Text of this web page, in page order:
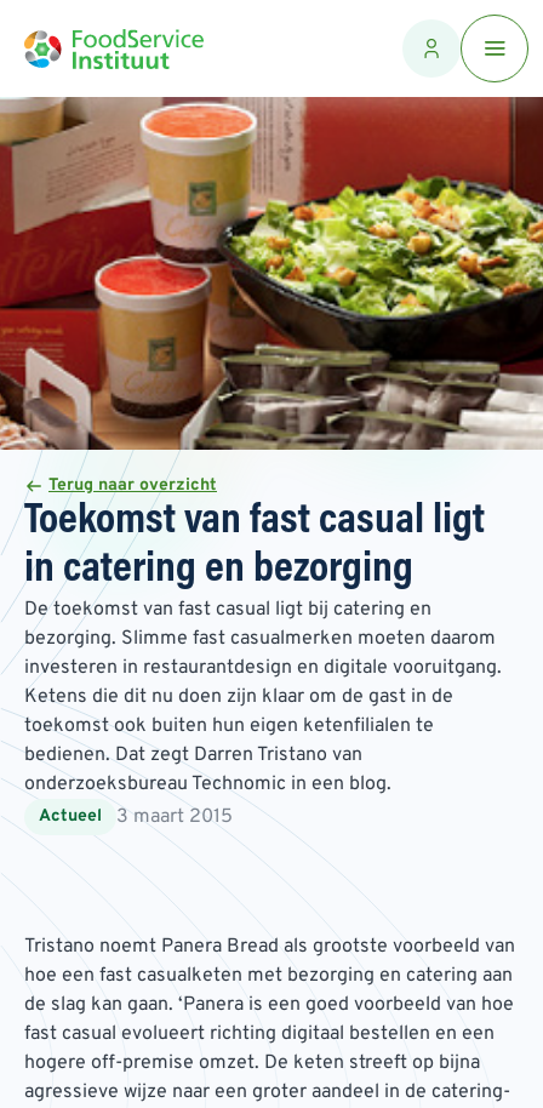
Terug naar overzicht
Toekomst van fast casual ligt
in catering en bezorging
De toekomst van fast casual ligt bij catering en
bezorging. Slimme fast casualmerken moeten daarom
investeren in restaurantdesign en digitale vooruitgang.
Ketens die dit nu doen zijn klaar om de gast in de
toekomst ook buiten hun eigen ketenfilialen te
bedienen. Dat zegt Darren Tristano van
onderzoeksbureau Technomic in een blog.
Actueel 3 maart 2015
Tristano noemt Panera Bread als grootste voorbeeld van
hoe een fast casualketen met bezorging en catering aan
de slag kan gaan. ‘Panera is een goed voorbeeld van hoe
fast casual evolueert richting digitaal bestellen en een
hogere off-premise omzet. De keten streeft op bijna
agressieve wijze naar een groter aandeel in de catering-